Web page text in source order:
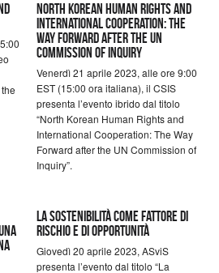
North Korean Human Rights and
International Cooperation: The
Way Forward after the UN
Commission of Inquiry
Venerdì 21 aprile 2023, alle ore 9:00
EST (15:00 ora italiana), il CSIS
presenta l’evento ibrido dal titolo
“North Korean Human Rights and
International Cooperation: The Way
Forward after the UN Commission of
Inquiry”.
La sostenibilità come fattore di
rischio e di opportunità
Giovedì 20 aprile 2023, ASviS
presenta l’evento dal titolo “La